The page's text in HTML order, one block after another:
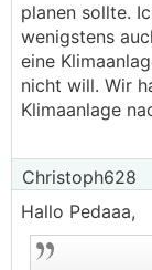
planen sollte.
wenigstens
eine
nicht will. Wir
Klimaanlage
Christoph628
Hallo Pedaaa,